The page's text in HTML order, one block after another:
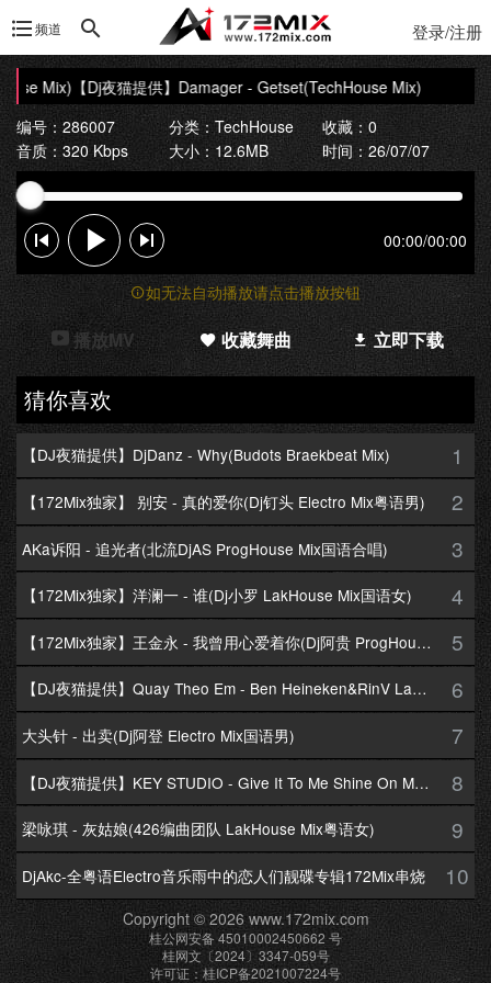
频道 登录/注册
Mix)【Dj夜猫提供】Damager - Getset(TechHouse Mix)
编号：286007
分类：TechHouse
收藏：0
音质：320 Kbps
大小：12.6MB 时间：26/07/07
00:00/00:00
如无法自动播放请点击播放按钮
播放MV 收藏舞曲 立即下载
猜你喜欢
【DJ夜猫提供】DjDanz - Why(Budots Braekbeat Mix) 1
【172Mix独家】 别安 - 真的爱你(Dj钉头 Electro Mix粤语男) 2
AKa诉阳 - 追光者(北流DjAS ProgHouse Mix国语合唱) 3
【172Mix独家】洋澜一 - 谁(Dj小罗 LakHouse Mix国语女) 4
【172Mix独家】王金永 - 我曾用心爱着你(Dj阿贵 ProgHouse Mix国语男) 5
【DJ夜猫提供】Quay Theo Em - Ben Heineken&RinV LakHouse Mix 6
大头针 - 出卖(Dj阿登 Electro Mix国语男) 7
【DJ夜猫提供】KEY STUDIO - Give It To Me Shine On Me By Lambo Thea 8
梁咏琪 - 灰姑娘(426编曲团队 LakHouse Mix粤语女) 9
DjAkc-全粤语Electro音乐雨中的恋人们靓碟专辑172Mix串烧 10
Copyright © 2026 www.172mix.com
桂公网安备 45010002450662 号
桂网文〔2024〕3347-059号
许可证：桂ICP备2021007224号